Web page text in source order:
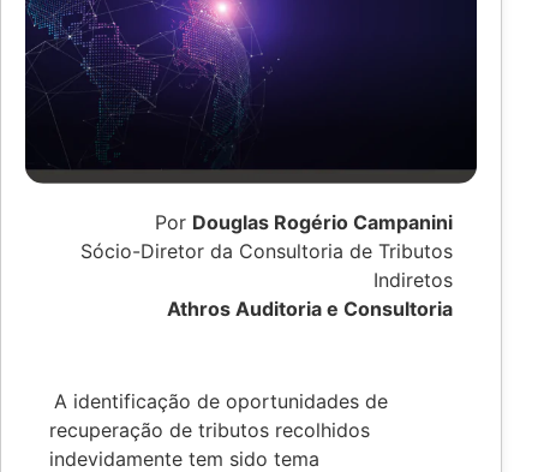
Por Douglas Rogério Campanini
Sócio-Diretor da Consultoria de Tributos
Indiretos
Athros Auditoria e Consultoria
A identificação de oportunidades de
recuperação de tributos recolhidos
indevidamente tem sido tema